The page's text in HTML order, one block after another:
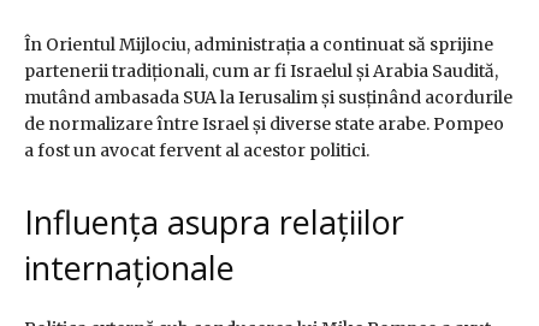
În Orientul Mijlociu, administrația a continuat să sprijine
partenerii tradiționali, cum ar fi Israelul și Arabia Saudită,
mutând ambasada SUA la Ierusalim și susținând acordurile
de normalizare între Israel și diverse state arabe. Pompeo
a fost un avocat fervent al acestor politici.
Influența asupra relațiilor
internaționale